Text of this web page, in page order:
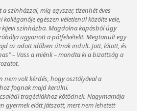
a színházzal, míg egyszer, tizenhét éves
egészen véletlenül közölte vele,
kijevi színházba. Magdolna kapásból úgy
ugyanott a pótfelvételit. Megtanult egy
az adott időben útnak indult. Jött, látott, és
– Vass a miénk – mondta ki a bizottság a
nem volt kérdés, hogy osztályával a
fognak majd kerülni.
tragédiákhoz kötődnek. Nagymamája
gyermek előtt játszott, mert nem lehetett